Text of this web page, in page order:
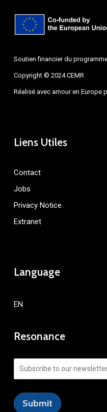
Soutien financier du
Copyright © 2024 CEMR
Réalisé avec amour en Europe
Liens Utiles
Contact
Jobs
Privacy Notice
Extranet
Language
EN
Resonance